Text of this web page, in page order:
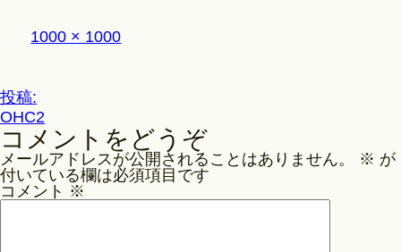
News
フ
ル
ズ
1000 × 1000
投
稿
ナ
ビ
ゲ
投稿:
OHC2
コメントをどうぞ
メールアドレスが公開されることはありません。 ※ が
付いている欄は必須項目です
コメント ※